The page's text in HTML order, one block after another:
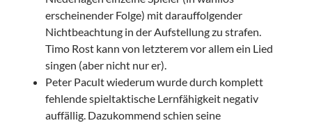
erscheinender Folge) mit darauffolgender
Nichtbeachtung in der Aufstellung zu strafen.
Timo Rost kann von letzterem vor allem ein Lied
singen (aber nicht nur er).
Peter Pacult wiederum wurde durch komplett
fehlende spieltaktische Lernfähigkeit negativ
auffällig. Dazukommend schien seine